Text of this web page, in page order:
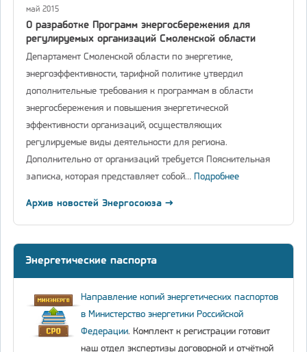
май 2015
О разработке Программ энергосбережения для
регулируемых организаций Смоленской области
Департамент Смоленской области по энергетике,
энергоэффективности, тарифной политике утвердил
дополнительные требования к программам в области
энергосбережения и повышения энергетической
эффективности организаций, осуществляющих
регулируемые виды деятельности для региона.
Дополнительно от организаций требуется Пояснительная
записка, которая представляет собой… Подробнее
Архив новостей Энергосоюза →
Энергетические паспорта
Направление копий энергетических паспортов
в Министерство энергетики Российской
Федерации. Комплект к регистрации готовит
наш отдел экспертизы договорной и отчётной